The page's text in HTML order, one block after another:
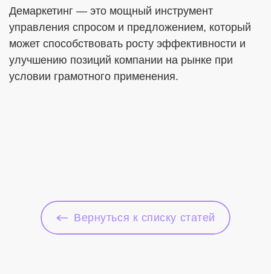
Демаркетинг — это мощный инструмент
управления спросом и предложением, который
может способствовать росту эффективности и
улучшению позиций компании на рынке при
условии грамотного применения.
Вернуться к списку статей